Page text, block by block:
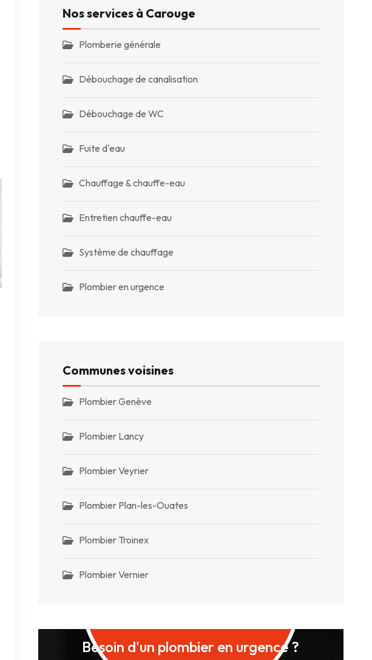
Nos services à Carouge
Plomberie générale
Débouchage de canalisation
Débouchage de WC
Fuite d'eau
Chauffage & chauffe-eau
Entretien chauffe-eau
Système de chauffage
Plombier en urgence
Communes voisines
Plombier Genève
Plombier Lancy
Plombier Veyrier
Plombier Plan-les-Ouates
Plombier Troinex
Plombier Vernier
Besoin d'un plombier en urgence ?